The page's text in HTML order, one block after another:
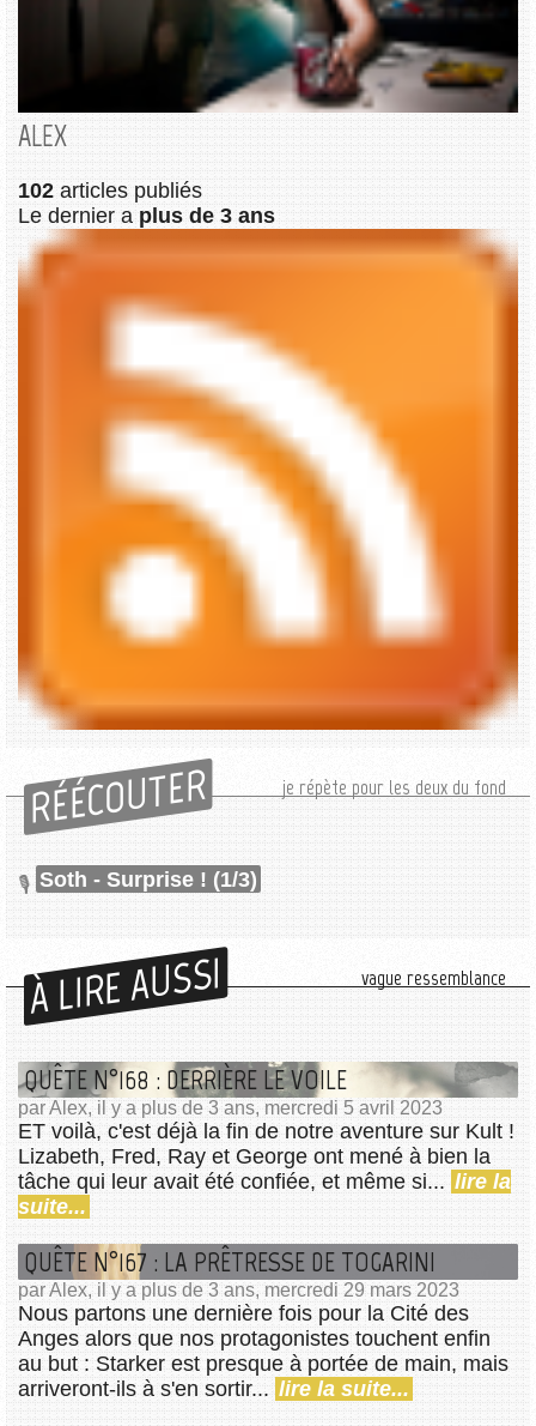
ALEX
102 articles publiés
Le dernier a plus de 3 ans
RÉÉCOUTER je répète pour les deux du fond
Soth - Surprise ! (1/3)
À LIRE AUSSI vague ressemblance
QUÊTE N°168 : DERRIÈRE LE VOILE
par Alex, il y a plus de 3 ans, mercredi 5 avril 2023
ET voilà, c'est déjà la fin de notre aventure sur Kult !
Lizabeth, Fred, Ray et George ont mené à bien la
tâche qui leur avait été confiée, et même si... lire la
suite...
QUÊTE N°167 : LA PRÊTRESSE DE TOGARINI
par Alex, il y a plus de 3 ans, mercredi 29 mars 2023
Nous partons une dernière fois pour la Cité des
Anges alors que nos protagonistes touchent enfin
au but : Starker est presque à portée de main, mais
arriveront-ils à s'en sortir... lire la suite...